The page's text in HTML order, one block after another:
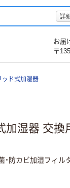
詳
お届
〒
ッド式加湿器
加湿器 交
防カビ加湿フィル